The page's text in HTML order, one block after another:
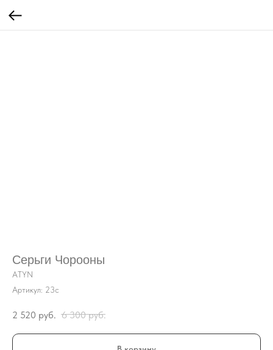
Серьги Чорооны
ATYN
Артикул: 23с
2 520 руб. 6 300 руб.